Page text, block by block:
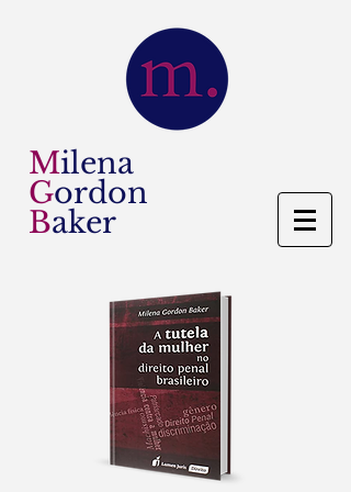
Milena
Gordon
Baker